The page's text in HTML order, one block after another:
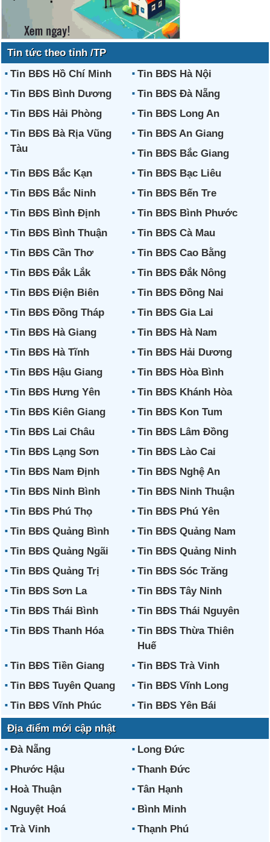
Tin tức theo tỉnh /TP
Tin BĐS Hồ Chí Minh
Tin BĐS Hà Nội
Tin BĐS Bình Dương
Tin BĐS Đà Nẵng
Tin BĐS Hải Phòng
Tin BĐS Long An
Tin BĐS Bà Rịa Vũng
Tàu
Tin BĐS An Giang
Tin BĐS Bắc Giang
Tin BĐS Bắc Kạn
Tin BĐS Bạc Liêu
Tin BĐS Bắc Ninh
Tin BĐS Bến Tre
Tin BĐS Bình Định
Tin BĐS Bình Phước
Tin BĐS Bình Thuận
Tin BĐS Cà Mau
Tin BĐS Cần Thơ
Tin BĐS Cao Bằng
Tin BĐS Đắk Lắk
Tin BĐS Đắk Nông
Tin BĐS Điện Biên
Tin BĐS Đồng Nai
Tin BĐS Đồng Tháp
Tin BĐS Gia Lai
Tin BĐS Hà Giang
Tin BĐS Hà Nam
Tin BĐS Hà Tĩnh
Tin BĐS Hải Dương
Tin BĐS Hậu Giang
Tin BĐS Hòa Bình
Tin BĐS Hưng Yên
Tin BĐS Khánh Hòa
Tin BĐS Kiên Giang
Tin BĐS Kon Tum
Tin BĐS Lai Châu
Tin BĐS Lâm Đồng
Tin BĐS Lạng Sơn
Tin BĐS Lào Cai
Tin BĐS Nam Định
Tin BĐS Nghệ An
Tin BĐS Ninh Bình
Tin BĐS Ninh Thuận
Tin BĐS Phú Thọ
Tin BĐS Phú Yên
Tin BĐS Quảng Bình
Tin BĐS Quảng Nam
Tin BĐS Quảng Ngãi
Tin BĐS Quảng Ninh
Tin BĐS Quảng Trị
Tin BĐS Sóc Trăng
Tin BĐS Sơn La
Tin BĐS Tây Ninh
Tin BĐS Thái Bình
Tin BĐS Thái Nguyên
Tin BĐS Thanh Hóa
Tin BĐS Thừa Thiên
Huế
Tin BĐS Tiền Giang
Tin BĐS Trà Vinh
Tin BĐS Tuyên Quang
Tin BĐS Vĩnh Long
Tin BĐS Vĩnh Phúc
Tin BĐS Yên Bái
Địa điểm mới cập nhật
Đà Nẵng
Long Đức
Phước Hậu
Thanh Đức
Hoà Thuận
Tân Hạnh
Nguyệt Hoá
Bình Minh
Trà Vinh
Thạnh Phú